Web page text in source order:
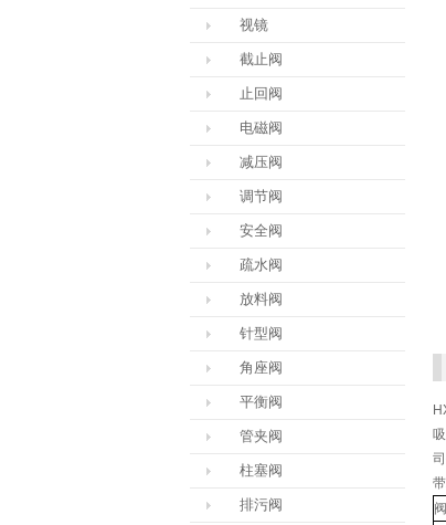
视镜
截止阀
止回阀
电磁阀
减压阀
调节阀
安全阀
疏水阀
放料阀
针型阀
角座阀
平衡阀
管夹阀
柱塞阀
排污阀